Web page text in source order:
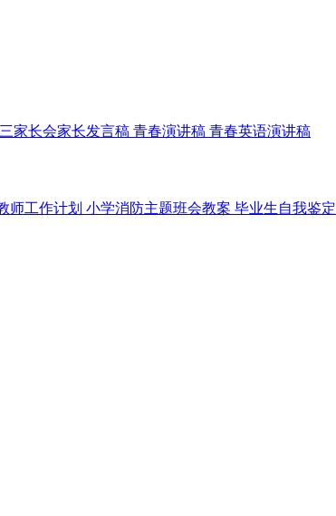
家长会家长发言稿 青春演讲稿 青春英语演讲稿
师工作计划 小学消防主题班会教案 毕业生自我鉴定